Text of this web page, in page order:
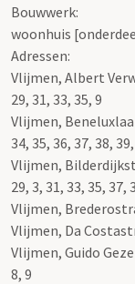
Bouwwerk:
woonhuis
Adressen:
Vlijmen, Albert
29, 31, 33, 35, 9
Vlijmen,
34, 35, 36, 37, 38,
Vlijmen,
29, 3, 31, 33, 35, 37,
Vlijmen,
Vlijmen, Da
Vlijmen, Guido
8, 9